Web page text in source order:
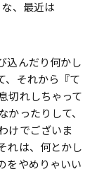
、最近は
込んだり何かし
、それから『て
切れしちゃって
かったりして、
けでございま
れは、何とかし
をやめりゃいい